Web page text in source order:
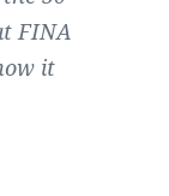
FINA
it